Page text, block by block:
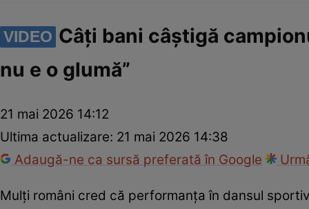
VIDEO Câți bani câștigă
nu e o glumă”
21 mai 2026 14:12
Ultima actualizare: 21 mai 2026 14:38
Adaugă-ne ca sursă preferată în Google
Mulți români cred că performanța în dansul